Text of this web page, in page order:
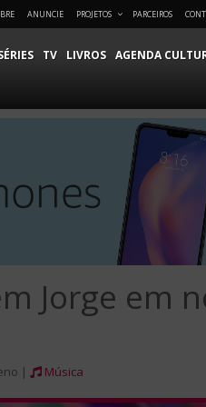
ANUNCIE PROJETOS PARCEIROS
TV LIVROS AGENDA
Jorge em
| Música